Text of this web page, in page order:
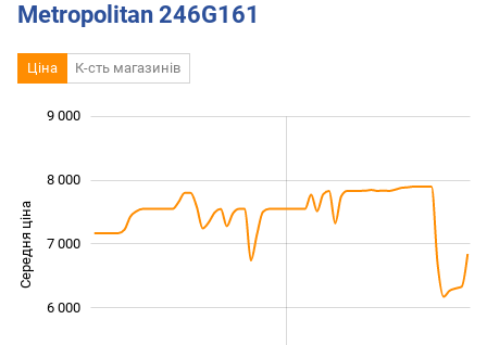
Metropolitan 246G161
Ціна К-сть магазинів
Середня ціна 5 000
6 000
7 000
8 000
9 000